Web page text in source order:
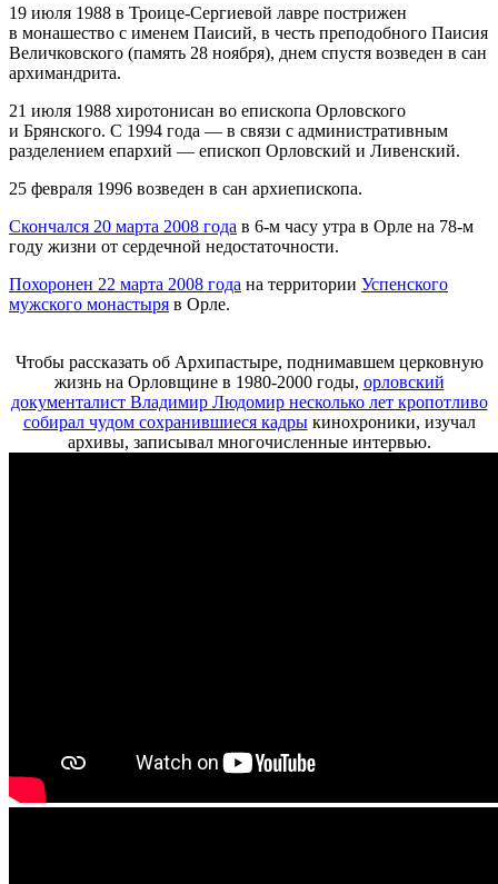
19 июля 1988 в Троице-Сергиевой лавре пострижен
в монашество с именем Паисий, в честь преподобного Паисия
Величковского (память 28 ноября), днем спустя возведен в сан
архимандрита.
21 июля 1988 хиротонисан во епископа Орловского
и Брянского. С 1994 года — в связи с административным
разделением епархий — епископ Орловский и Ливенский.
25 февраля 1996 возведен в сан архиепископа.
Скончался 20 марта 2008 года в 6-м часу утра в Орле на 78-м
году жизни от сердечной недостаточности.
Похоронен 22 марта 2008 года на территории Успенского
мужского монастыря в Орле.
Чтобы рассказать об Архипастыре, поднимавшем церковную
жизнь на Орловщине в 1980-2000 годы, орловский
документалист Владимир Людомир несколько лет кропотливо
собирал чудом сохранившиеся кадрыкинохроники, изучал
архивы, записывал многочисленные интервью.